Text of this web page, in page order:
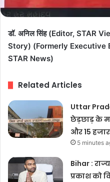
डॉ. अनिल सिंह (Editor, STAR
Story) (Formerly Executive
STAR News)
Related Articles
Uttar
छेड़छाड़ के
और 15
5 minutes
Bihar :
प्रकाश को